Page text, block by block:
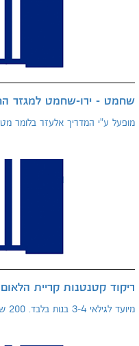
שחמט - ירו-שחמט למגזר
מופעל ע"י המדריך אלעזר בלומר
ריקוד קטנטנות קריית הלאום
מיועד לגילאי 3-4 בנות בלבד. 200 ש"ח לחודש. מועבר ע"י המורה ברוייער דינה